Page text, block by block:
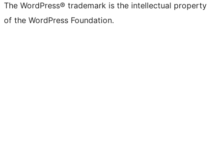
The WordPress® trademark is the intellectual property
of the WordPress Foundation.